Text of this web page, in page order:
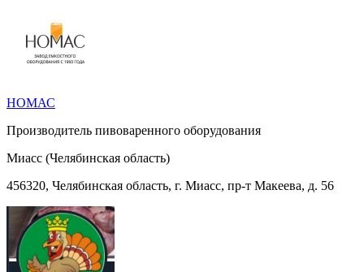
НОМАС
Производитель пивоваренного оборудования
Миасс (Челябинская область)
456320, Челябинская область, г. Миасс, пр-т Макеева, д. 56